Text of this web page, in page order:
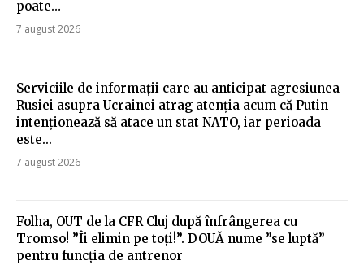
poate…
7 august 2026
Serviciile de informații care au anticipat agresiunea
Rusiei asupra Ucrainei atrag atenția acum că Putin
intenționează să atace un stat NATO, iar perioada
este...
7 august 2026
Folha, OUT de la CFR Cluj după înfrângerea cu
Tromso! ”Îi elimin pe toți!”. DOUĂ nume ”se luptă”
pentru funcția de antrenor